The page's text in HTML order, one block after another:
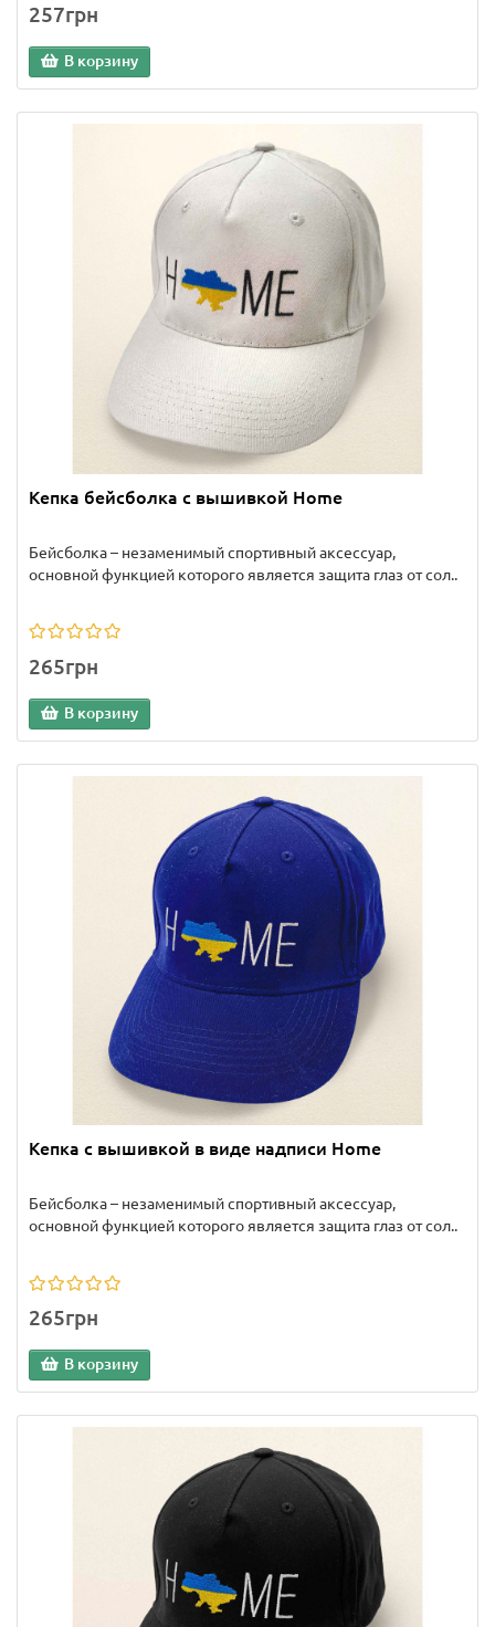
257грн
В корзину
Кепка бейсболка с вышивкой Home
Бейсболка – незаменимый спортивный аксессуар,
основной функцией которого является защита глаз от сол..
265грн
В корзину
Кепка с вышивкой в виде надписи Home
Бейсболка – незаменимый спортивный аксессуар,
основной функцией которого является защита глаз от сол..
265грн
В корзину